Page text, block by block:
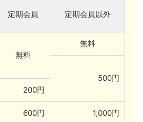
定期会員 定期会員以外
無料
無料
500円
200円
600円 1,000円